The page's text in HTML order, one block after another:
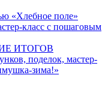
«Хлебное поле»
класс с пошаговым
ИТОГОВ
поделок, мастер-
зима!»